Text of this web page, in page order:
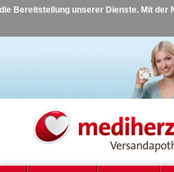
Bereitstellung unserer Dienste. Mit der